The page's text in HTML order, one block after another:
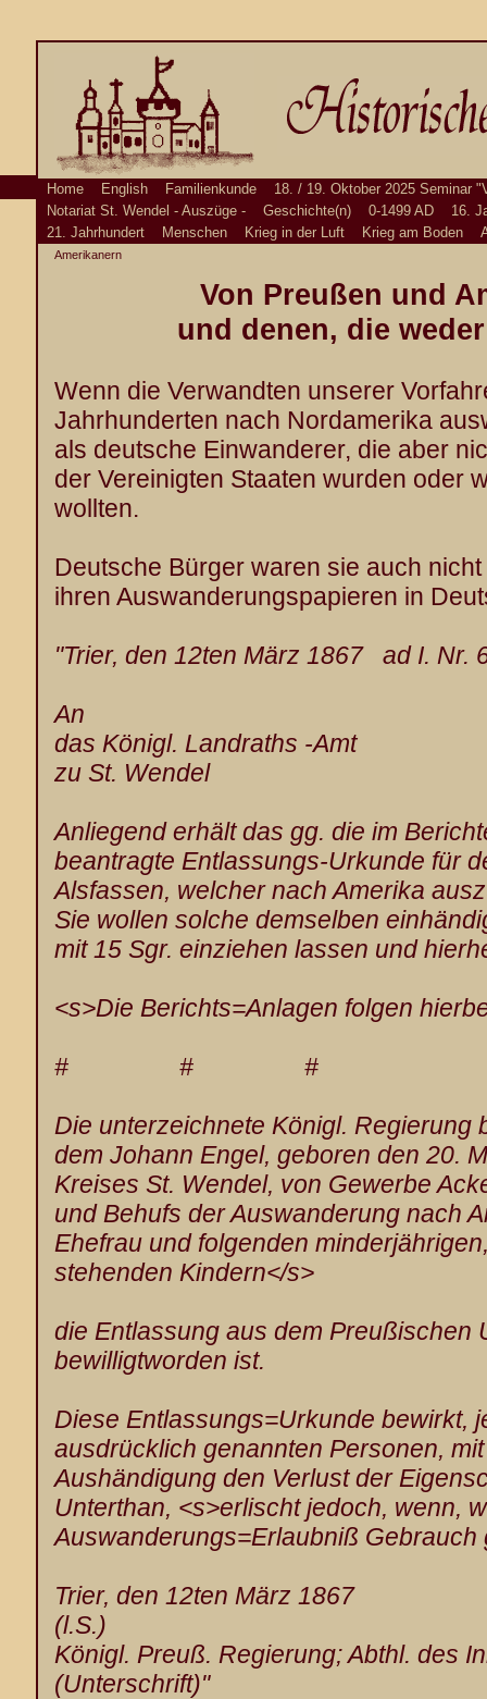
Home English Familienkunde
18. / 19. Oktober 2025 Seminar
Notariat St. Wendel - Auszüge -
Geschichte(n) 0-1499 AD
16.
21. Jahrhundert
Menschen Krieg in der Luft Krieg am Boden
Amerikanern
Von Preußen und
und denen, die
Wenn die Verwandten unserer
Jahrhunderten nach Nordamerika
als deutsche Einwanderer, die aber
der Vereinigten Staaten wurden oder
wollten.
Deutsche Bürger waren sie auch
ihren Auswanderungspapieren in
"Trier, den 12ten März 1867 ad I. Nr.
An
das Königl. Landraths -Amt
zu St. Wendel
Anliegend erhält das gg. die im
beantragte Entlassungs-Urkunde für
Alsfassen, welcher nach Amerika
Sie wollen solche demselben
mit 15 Sgr. einziehen lassen und
<s>Die Berichts=Anlagen folgen
# # #
Die unterzeichnete Königl. Regierung
dem Johann Engel, geboren den 20.
Kreises St. Wendel, von Gewerbe
und Behufs der Auswanderung nach
Ehefrau und folgenden
stehenden Kindern</s>
die Entlassung aus dem Preußischen
bewilligtworden ist.
Diese Entlassungs=Urkunde bewirkt,
ausdrücklich genannten Personen,
Aushändigung den Verlust der
Unterthan, <s>erlischt jedoch, wenn,
Auswanderungs=Erlaubniß Gebrauch
Trier, den 12ten März 1867
(l.S.)
Königl. Preuß. Regierung; Abthl. des
(Unterschrift)"